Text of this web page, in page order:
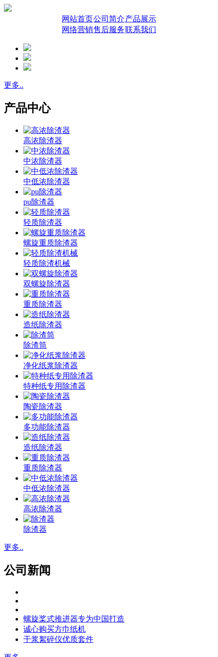
网站首页公司简介产品展示
网络营销售后服务联系我们
更多..
产品中心
高浓除渣器
中浓除渣器
中低浓除渣器
pu除渣器
轻质除渣器
螺旋重质除渣器
轻质除渣机械
双螺旋除渣器
重质除渣器
造纸除渣器
除渣筒
净化纸浆除渣器
特种纸专用除渣器
陶瓷除渣器
多功能除渣器
造纸除渣器
重质除渣器
中低浓除渣器
高浓除渣器
除渣器
更多..
公司新闻
螺旋桨式推进器专为中国打造
诚心购买方巾纸机
干浆絮碎仪优质套件